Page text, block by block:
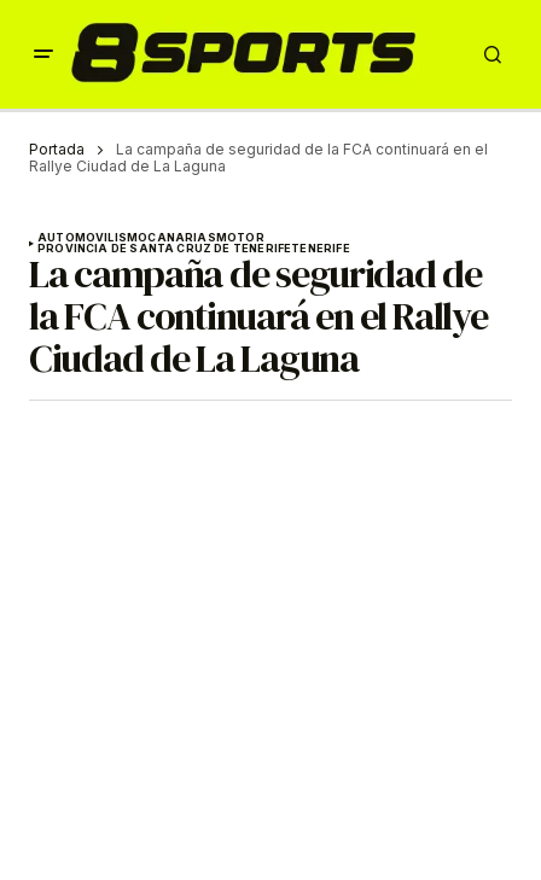
Portada
La campaña de seguridad de la FCA continuará en el
Rallye Ciudad de La Laguna
AUTOMOVILISMOCANARIASMOTOR
PROVINCIA DE SANTA CRUZ DE TENERIFETENERIFE
La campaña de seguridad de
la FCA continuará en el Rallye
Ciudad de La Laguna